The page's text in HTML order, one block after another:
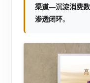
渠道—沉淀消费
渗透闭环。